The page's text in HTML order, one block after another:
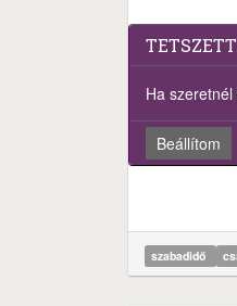
Ha
Beállítom
szabadidő